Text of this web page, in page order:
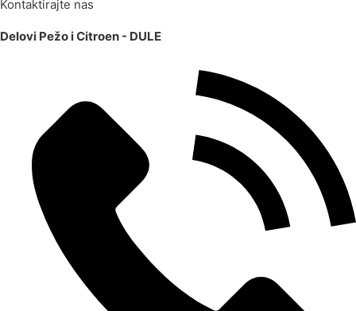
Kontaktirajte nas
Delovi Pežo i Citroen - DULE